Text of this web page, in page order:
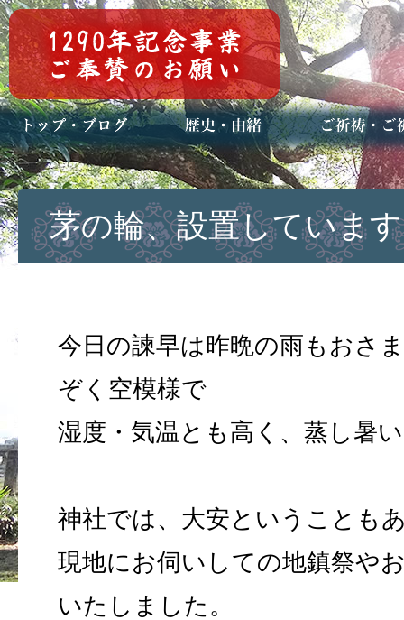
トップページ
ブログ(日々八百万)
お知らせ一覧 歴史・ご祭神
年中行事
メディア掲載 ご祈祷・ご祈
安産祈願
初宮参り
七五三詣
長寿のお祝い
神前結婚式
厄祓い・方位
車のお祓い
地鎮祭
神葬祭（神式
茅の輪、設置しています
今日の諫早は昨晩の雨もおさ
ぞく空模様で
湿度・気温とも高く、蒸し暑
神社では、大安ということも
現地にお伺いしての地鎮祭や
いたしました。